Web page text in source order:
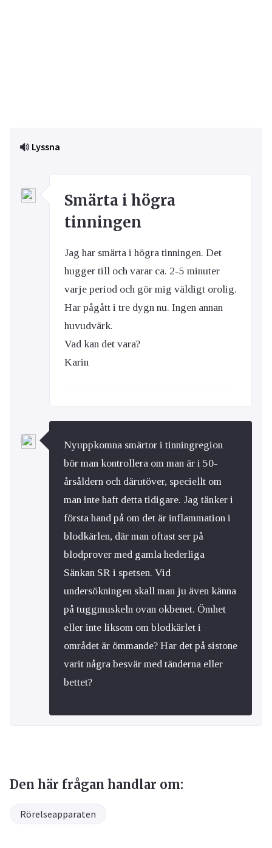
Lyssna
Smärta i högra
tinningen
Jag har smärta i högra tinningen. Det
hugger till och varar ca. 2-5 minuter
varje period och gör mig väldigt orolig.
Har pågått i tre dygn nu. Ingen annan
huvudvärk.
Vad kan det vara?
Karin
Nyuppkomna smärtor i tinningregion
bör man kontrollera om man är i 50-
årsåldern och därutöver, speciellt om
man inte haft detta tidigare. Jag tänker i
första hand på om det är inflammation i
blodkärlen, där man oftast ser på
blodprover med gamla hederliga
Sänkan SR i spetsen. Vid
undersökningen skall man ju även känna
på tuggmuskeln ovan okbenet. Ömhet
eller inte liksom om blodkärlet i
området är ömmande? Har det på sistone
varit några besvär med tänderna eller
bettet?
Den här frågan handlar om:
Rörelseapparaten